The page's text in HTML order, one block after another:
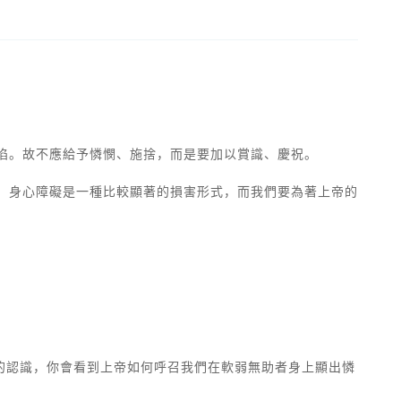
故不應給予憐憫、施捨，而是要加以賞識、慶祝。
心障礙是一種比較顯著的損害形式，而我們要為著上帝的
識，你會看到上帝如何呼召我們在軟弱無助者身上顯出憐